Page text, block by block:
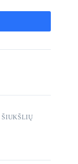
ŠIUKŠLIŲ